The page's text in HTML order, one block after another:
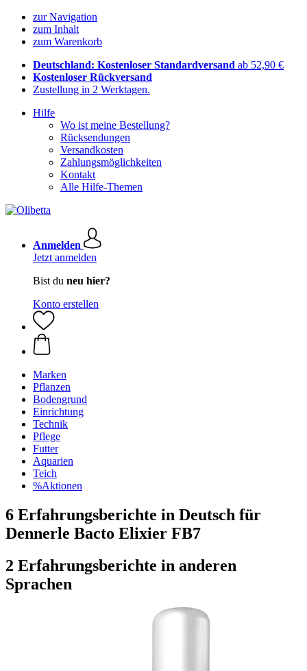
zur Navigation
zum Inhalt
zum Warenkorb
Deutschland: Kostenloser Standardversand ab 52,90 €
Kostenloser Rückversand
Zustellung in 2 Werktagen.
Hilfe
Wo ist meine Bestellung?
Rücksendungen
Versandkosten
Zahlungsmöglichkeiten
Kontakt
Alle Hilfe-Themen
Anmelden
Jetzt anmelden
Bist du neu hier?
Konto erstellen
Marken
Pflanzen
Bodengrund
Einrichtung
Technik
Pflege
Futter
Aquarien
Teich
%Aktionen
6 Erfahrungsberichte in Deutsch für
Dennerle Bacto Elixier FB7
2 Erfahrungsberichte in anderen
Sprachen